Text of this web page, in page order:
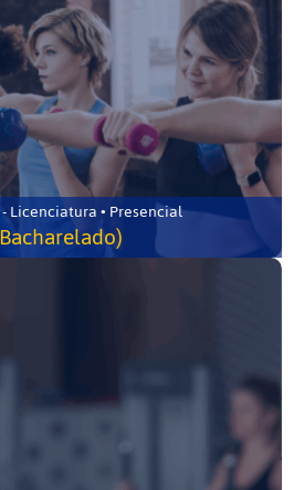
Licenciatura • Presencial